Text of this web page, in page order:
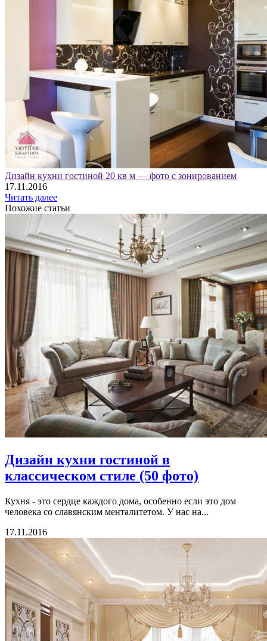
Дизайн кухни гостиной 20 кв м — фото с зонированием
17.11.2016
Читать далее
Похожие статьи
Дизайн кухни гостиной в
классическом стиле (50 фото)
Кухня - это сердце каждого дома, особенно если это дом
человека со славянским менталитетом. У нас на...
17.11.2016